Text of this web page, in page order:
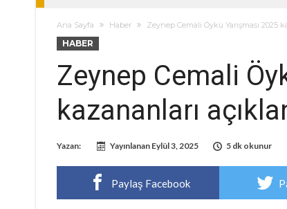
Ana Sayfa Haber Zeynep Cemali Öykü Yarışması 2025
HABER
Zeynep Cemali
kazananları
Yazan: Yayınlanan Eylül 3, 2025 5 dk okunur
Paylaş Facebook